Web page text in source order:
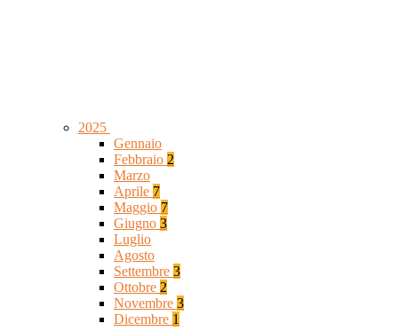
2025
Gennaio
Febbraio 2
Marzo
Aprile 7
Maggio 7
Giugno 3
Luglio
Agosto
Settembre 3
Ottobre 2
Novembre 3
Dicembre 1